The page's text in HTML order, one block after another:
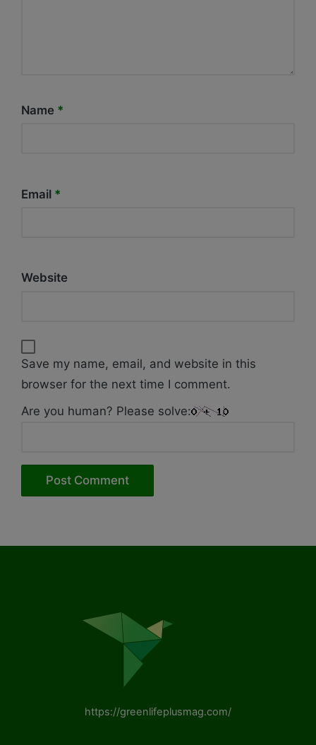
Name *
Email *
Website
Save my name, email, and website in this
browser for the next time I comment.
Are you human? Please solve:
https://greenlifeplusmag.com/